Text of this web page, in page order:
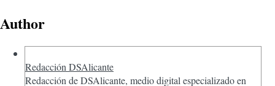
Author
Redacción DSAlicante
Redacción de DSAlicante, medio digital especializado en